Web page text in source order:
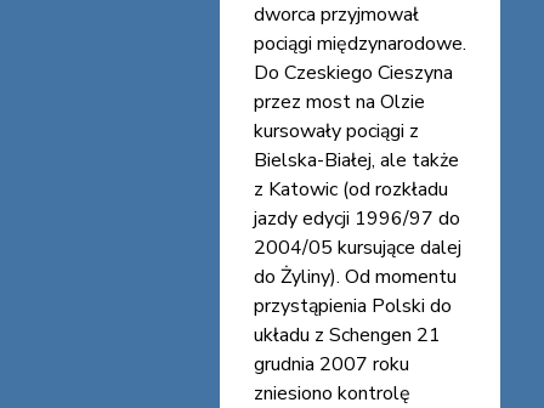
dworca przyjmował
pociągi międzynarodowe.
Do Czeskiego Cieszyna
przez most na Olzie
kursowały pociągi z
Bielska-Białej, ale także
z Katowic (od rozkładu
jazdy edycji 1996/97 do
2004/05 kursujące dalej
do Żyliny). Od momentu
przystąpienia Polski do
układu z Schengen 21
grudnia 2007 roku
zniesiono kontrolę